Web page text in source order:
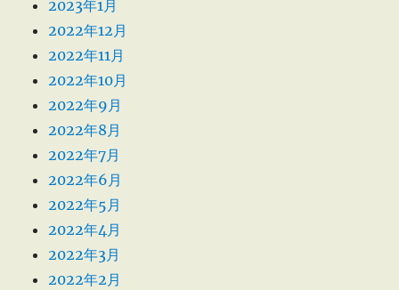
2023年1月
2022年12月
2022年11月
2022年10月
2022年9月
2022年8月
2022年7月
2022年6月
2022年5月
2022年4月
2022年3月
2022年2月